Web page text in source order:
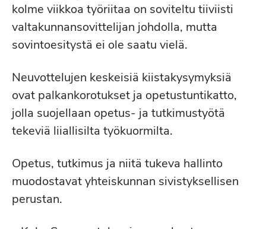
kolme viikkoa työriitaa on soviteltu tiiviisti
valtakunnansovittelijan johdolla, mutta
sovintoesitystä ei ole saatu vielä.
Neuvottelujen keskeisiä kiistakysymyksiä
ovat palkankorotukset ja opetustuntikatto,
jolla suojellaan opetus-​ ja tutkimustyötä
tekeviä liiallisilta työkuormilta.
Opetus, tutkimus ja niitä tukeva hallinto
muodostavat yhteiskunnan sivistyksellisen
perustan.